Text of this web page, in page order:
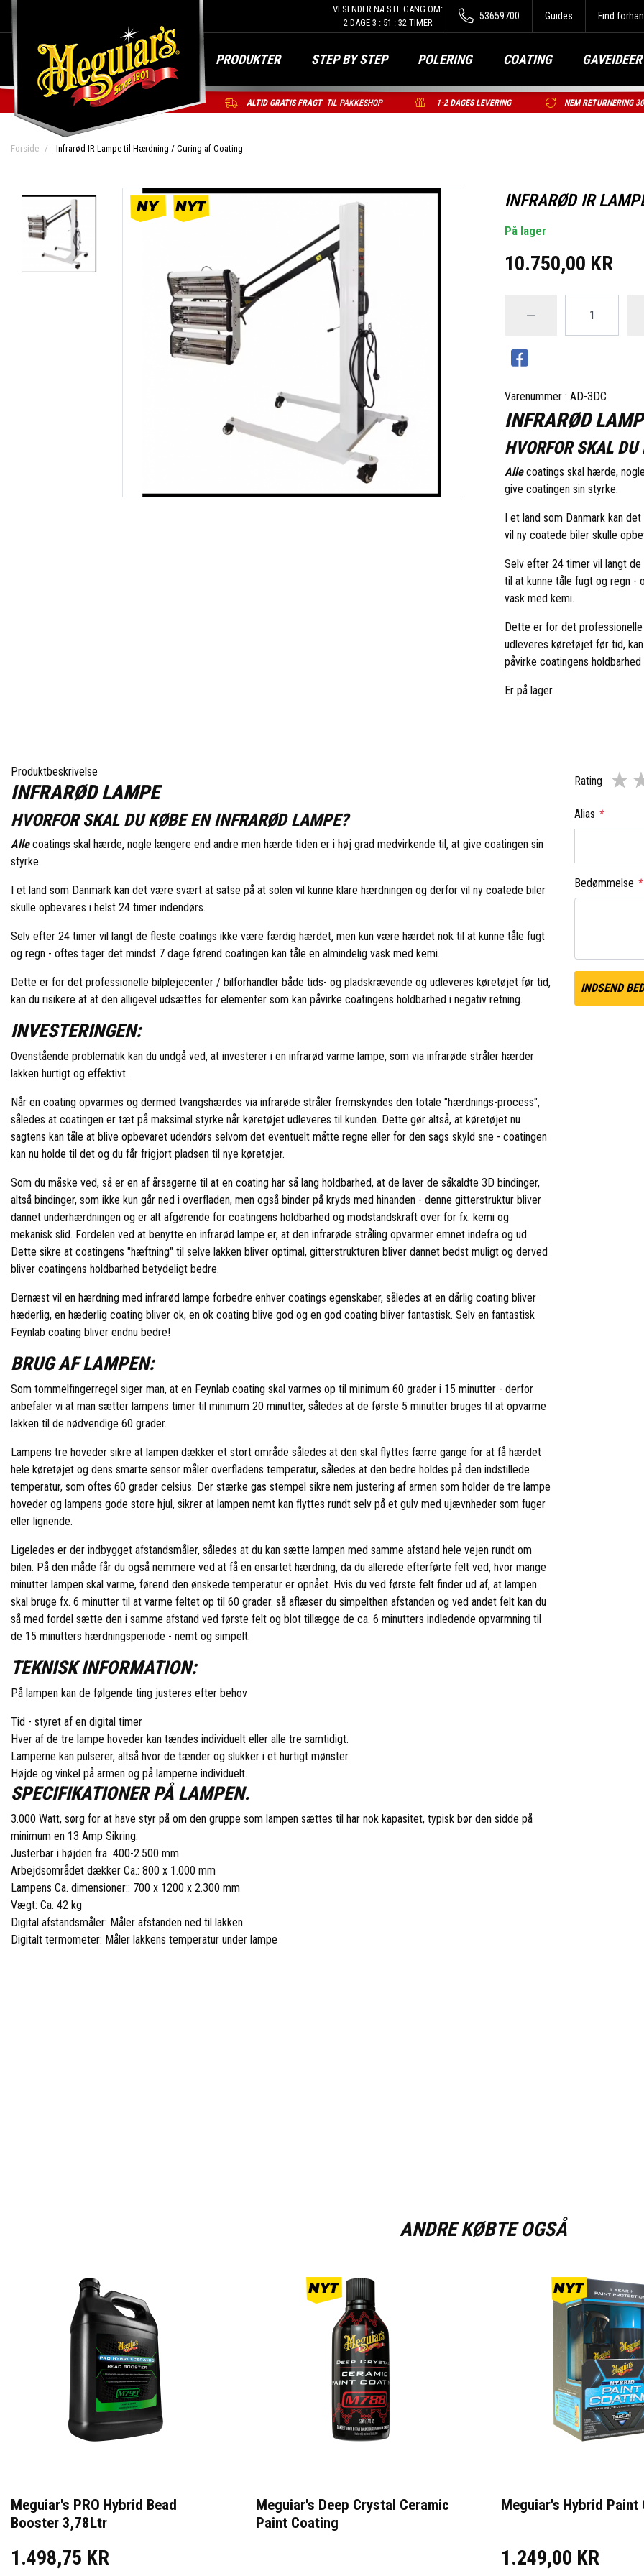
VI SENDER NÆSTE GANG OM:
2DAGE 3 : 51 : 31TIMER
53659700 Guides Find
PRODUKTER STEP BY STEP POLERING COATING GAVEIDEER
ALTID GRATIS FRAGT TIL PAKKESHOP 1-2 DAGES LEVERING NEM RETURNERING
Forside Infrarød IR Lampe til Hærdning / Curing af Coating
INFRARØD IR
På lager
10.750,00 KR
Varenummer : AD-3DC
INFRARØD
HVORFOR SKAL
Allecoatings skal hærde,
give coatingen sin styrke.
I et land som Danmark kan
vil ny coatede biler skulle
Selv efter 24 timer vil langt
til at kunne tåle fugt og regn -
vask med kemi.
Dette er for det
udleveres køretøjet før tid,
påvirke coatingens
Er på lager.
Produktbeskrivelse
INFRARØD LAMPE
HVORFOR SKAL DU KØBE EN INFRARØD LAMPE?
Allecoatings skal hærde, nogle længere end andre men hærde tiden er i høj grad medvirkende til, at give coatingen sin
styrke.
I et land som Danmark kan det være svært at satse på at solen vil kunne klare hærdningen og derfor vil ny coatede biler
skulle opbevares i helst 24 timer indendørs.
Selv efter 24 timer vil langt de fleste coatings ikke være færdig hærdet, men kun være hærdet nok til at kunne tåle fugt
og regn - oftes tager det mindst 7 dage førend coatingen kan tåle en almindelig vask med kemi.
Dette er for det professionelle bilplejecenter / bilforhandler både tids- og pladskrævende og udleveres køretøjet før tid,
kan du risikere at at den alligevel udsættes for elementer som kan påvirke coatingens holdbarhed i negativ retning.
INVESTERINGEN:
Ovenstående problematik kan du undgå ved, at investerer i en infrarød varme lampe, som via infrarøde stråler hærder
lakken hurtigt og effektivt.
Når en coating opvarmes og dermed tvangshærdes via infrarøde stråler fremskyndes den totale "hærdnings-process",
således at coatingen er tæt på maksimal styrke når køretøjet udleveres til kunden. Dette gør altså, at køretøjet nu
sagtens kan tåle at blive opbevaret udendørs selvom det eventuelt måtte regne eller for den sags skyld sne - coatingen
kan nu holde til det og du får frigjort pladsen til nye køretøjer.
Som du måske ved, så er en af årsagerne til at en coating har så lang holdbarhed, at de laver de såkaldte 3D bindinger,
altså bindinger, som ikke kun går ned i overfladen, men også binder på kryds med hinanden - denne gitterstruktur bliver
dannet underhærdningen og er alt afgørende for coatingens holdbarhed og modstandskraft over for fx. kemi og
mekanisk slid. Fordelen ved at benytte en infrarød lampe er, at den infrarøde stråling opvarmer emnet indefra og ud.
Dette sikre at coatingens "hæftning" til selve lakken bliver optimal, gitterstrukturen bliver dannet bedst muligt og derved
bliver coatingens holdbarhed betydeligt bedre.
Dernæst vil en hærdning med infrarød lampe forbedre enhver coatings egenskaber, således at en dårlig coating bliver
hæderlig, en hæderlig coating bliver ok, en ok coating blive god og en god coating bliver fantastisk. Selv en fantastisk
Feynlab coating bliver endnu bedre!
BRUG AF LAMPEN:
Som tommelfingerregel siger man, at en Feynlab coating skal varmes op til minimum 60 grader i 15 minutter - derfor
anbefaler vi at man sætter lampens timer til minimum 20 minutter, således at de første 5 minutter bruges til at opvarme
lakken til de nødvendige 60 grader.
Lampens tre hoveder sikre at lampen dækker et stort område således at den skal flyttes færre gange for at få hærdet
hele køretøjet og dens smarte sensor måler overfladens temperatur, således at den bedre holdes på den indstillede
temperatur, som oftes 60 grader celsius. Der stærke gas stempel sikre nem justering af armen som holder de tre lampe
hoveder og lampens gode store hjul, sikrer at lampen nemt kan flyttes rundt selv på et gulv med ujævnheder som fuger
eller lignende.
Ligeledes er der indbygget afstandsmåler, således at du kan sætte lampen med samme afstand hele vejen rundt om
bilen. På den måde får du også nemmere ved at få en ensartet hærdning, da du allerede efterførte felt ved, hvor mange
minutter lampen skal varme, førend den ønskede temperatur er opnået. Hvis du ved første felt finder ud af, at lampen
skal bruge fx. 6 minutter til at varme feltet op til 60 grader. så aflæser du simpelthen afstanden og ved andet felt kan du
så med fordel sætte den i samme afstand ved første felt og blot tillægge de ca. 6 minutters indledende opvarmning til
de 15 minutters hærdningsperiode - nemt og simpelt.
TEKNISK INFORMATION:
På lampen kan de følgende ting justeres efter behov
Tid - styret af en digital timer
Hver af de tre lampe hoveder kan tændes individuelt eller alle tre samtidigt.
Lamperne kan pulserer, altså hvor de tænder og slukker i et hurtigt mønster
Højde og vinkel på armen og på lamperne individuelt.
SPECIFIKATIONER PÅ LAMPEN.
3.000 Watt, sørg for at have styr på om den gruppe som lampen sættes til har nok kapasitet, typisk bør den sidde på
minimum en 13 Amp Sikring.
Justerbar i højden fra 400-2.500 mm
Arbejdsområdet dækker Ca.: 800 x 1.000 mm
Lampens Ca. dimensioner:: 700 x 1200 x 2.300 mm
Vægt: Ca. 42 kg
Digital afstandsmåler: Måler afstanden ned til lakken
Digitalt termometer: Måler lakkens temperatur under lampe
Rating
Alias *
Bedømmelse *
INDSEND
ANDRE KØBTE OGSÅ
Meguiar's PRO Hybrid Bead
Booster 3,78Ltr
1.498,75 KR
Meguiar's Deep Crystal Ceramic
Paint Coating
Meguiar's Hybrid
1.249,00 KR